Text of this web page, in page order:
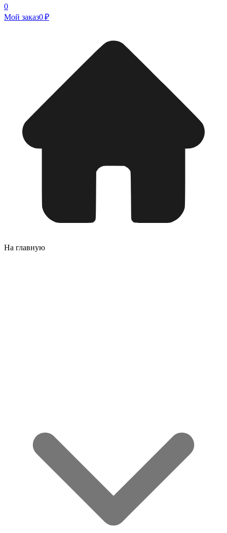
0
Мой заказ0 ₽
На главную